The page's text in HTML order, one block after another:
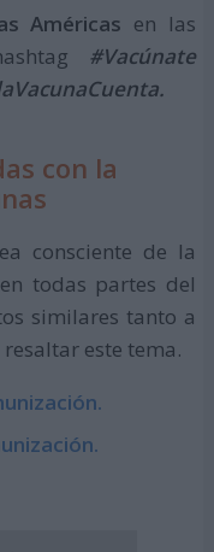
Américas en las
#Vacúnate
con la
consciente de la
todas partes del
similares tanto a
este tema.